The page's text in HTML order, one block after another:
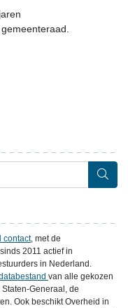
contact, met de
2011 actief in
in Nederland.
van alle gekozen
Generaal, de
Ook beschikt Overheid in